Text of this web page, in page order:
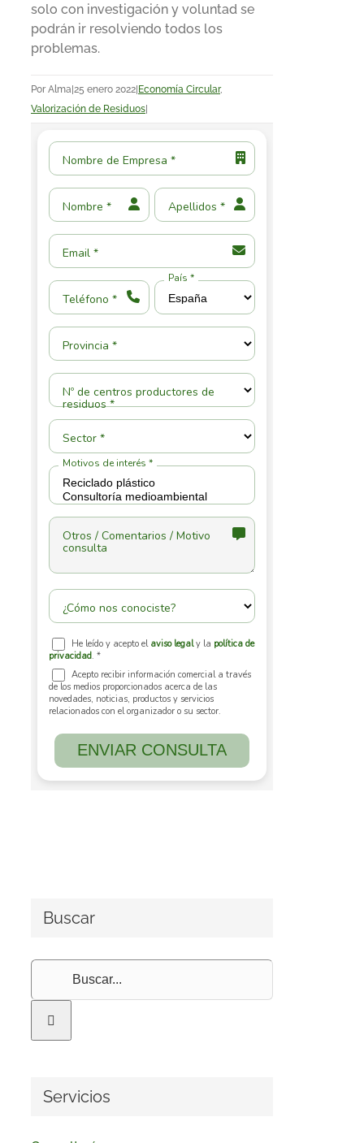
solo con investigación y voluntad se
podrán ir resolviendo todos los
problemas.
Por Alma|25 enero 2022|Economía Circular,
Valorización de Residuos|
Buscar
Buscar:
Servicios